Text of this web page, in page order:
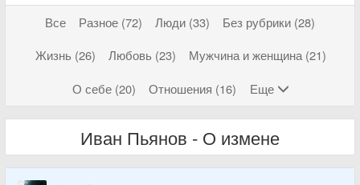
Все Разное (72) Люди (33)
Без рубрики (28)
Жизнь (26)
Любовь (23)
Мужчина и женщина (21)
О себе (20)
Отношения (16) Еще
Иван Пьянов - О измене